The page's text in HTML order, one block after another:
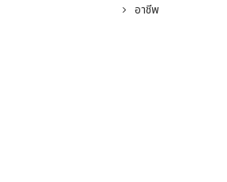
อาชีพ